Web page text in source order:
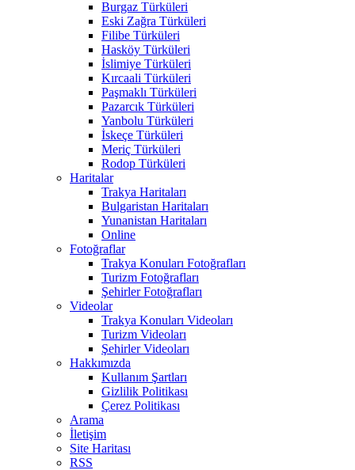
Burgaz Türküleri
Eski Zağra Türküleri
Filibe Türküleri
Hasköy Türküleri
İslimiye Türküleri
Kırcaali Türküleri
Paşmaklı Türküleri
Pazarcık Türküleri
Yanbolu Türküleri
İskeçe Türküleri
Meriç Türküleri
Rodop Türküleri
Haritalar
Trakya Haritaları
Bulgaristan Haritaları
Yunanistan Haritaları
Online
Fotoğraflar
Trakya Konuları Fotoğrafları
Turizm Fotoğrafları
Şehirler Fotoğrafları
Videolar
Trakya Konuları Videoları
Turizm Videoları
Şehirler Videoları
Hakkımızda
Kullanım Şartları
Gizlilik Politikası
Çerez Politikası
Arama
İletişim
Site Haritası
RSS